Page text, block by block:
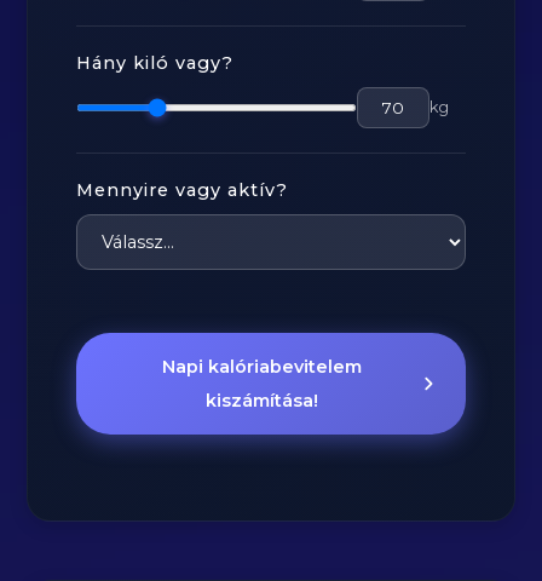
Hány kiló vagy?
kg
Mennyire vagy aktív?
Napi kalóriabevitelem
kiszámítása!